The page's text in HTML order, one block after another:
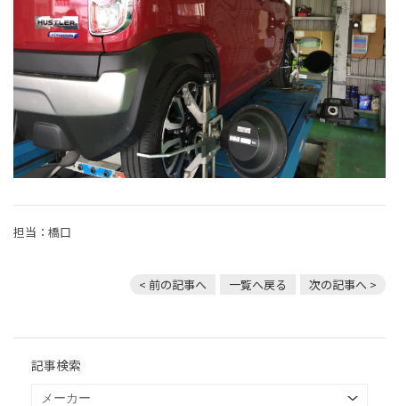
担当：橋口
< 前の記事へ 一覧へ戻る 次の記事へ >
記事検索